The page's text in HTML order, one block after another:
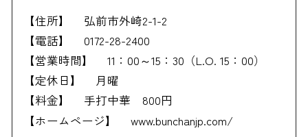
【住所】
弘前市外崎2-1-2
【電話】
0172-28-2400
【営業時間】
11：00～15：30（L.O. 15：00）
【定休日】
月曜
【料金】
手打中華 800円
【ホームページ】
www.bunchanjp.com/